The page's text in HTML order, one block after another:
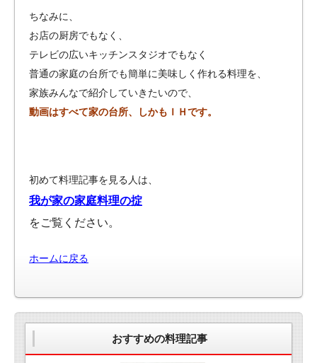
ちなみに、
お店の厨房でもなく、
テレビの広いキッチンスタジオでもなく
普通の家庭の台所でも簡単に美味しく作れる料理を、
家族みんなで紹介していきたいので、
動画はすべて家の台所、しかもＩＨです。
初めて料理記事を見る人は、
我が家の家庭料理の掟
をご覧ください。
ホームに戻る
おすすめの料理記事